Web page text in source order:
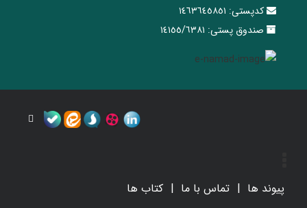
کدپستی: ١٤٦٣٦٤٥٨٥١
صندوق پستی: ١٤١٥٥/٦٣٨١
پیوند ها تماس با ما
کتاب ها